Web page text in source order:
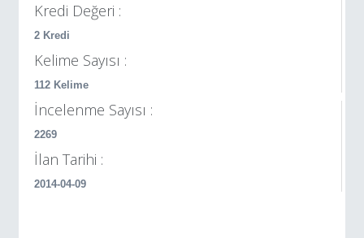
Kredi Değeri :
2 Kredi
Kelime Sayısı :
112 Kelime
İncelenme Sayısı :
2269
İlan Tarihi :
2014-04-09